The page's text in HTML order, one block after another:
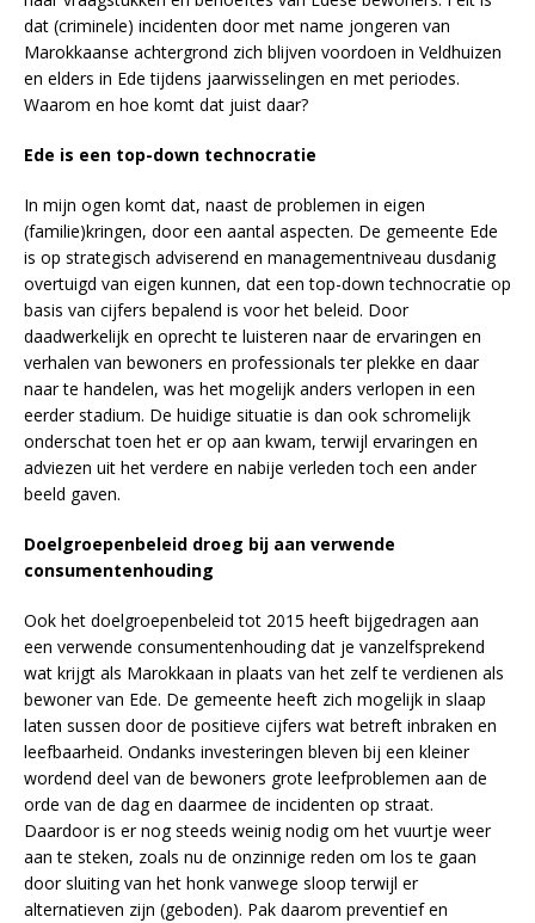
dat (criminele) incidenten door met name jongeren van
Marokkaanse achtergrond zich blijven voordoen in Veldhuizen
en elders in Ede tijdens jaarwisselingen en met periodes.
Waarom en hoe komt dat juist daar?
Ede is een top-down technocratie
In mijn ogen komt dat, naast de problemen in eigen
(familie)kringen, door een aantal aspecten. De gemeente Ede
is op strategisch adviserend en managementniveau dusdanig
overtuigd van eigen kunnen, dat een top-down technocratie op
basis van cijfers bepalend is voor het beleid. Door
daadwerkelijk en oprecht te luisteren naar de ervaringen en
verhalen van bewoners en professionals ter plekke en daar
naar te handelen, was het mogelijk anders verlopen in een
eerder stadium. De huidige situatie is dan ook schromelijk
onderschat toen het er op aan kwam, terwijl ervaringen en
adviezen uit het verdere en nabije verleden toch een ander
beeld gaven.
Doelgroepenbeleid droeg bij aan verwende
consumentenhouding
Ook het doelgroepenbeleid tot 2015 heeft bijgedragen aan
een verwende consumentenhouding dat je vanzelfsprekend
wat krijgt als Marokkaan in plaats van het zelf te verdienen als
bewoner van Ede. De gemeente heeft zich mogelijk in slaap
laten sussen door de positieve cijfers wat betreft inbraken en
leefbaarheid. Ondanks investeringen bleven bij een kleiner
wordend deel van de bewoners grote leefproblemen aan de
orde van de dag en daarmee de incidenten op straat.
Daardoor is er nog steeds weinig nodig om het vuurtje weer
aan te steken, zoals nu de onzinnige reden om los te gaan
door sluiting van het honk vanwege sloop terwijl er
alternatieven zijn (geboden). Pak daarom preventief en